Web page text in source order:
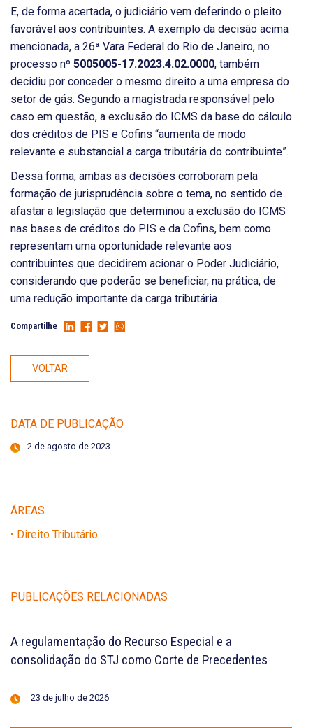
E, de forma acertada, o judiciário vem deferindo o pleito
favorável aos contribuintes. A exemplo da decisão acima
mencionada, a 26ª Vara Federal do Rio de Janeiro, no
processo nº 5005005-17.2023.4.02.0000, também
decidiu por conceder o mesmo direito a uma empresa do
setor de gás. Segundo a magistrada responsável pelo
caso em questão, a exclusão do ICMS da base do cálculo
dos créditos de PIS e Cofins “aumenta de modo
relevante e substancial a carga tributária do contribuinte”.
Dessa forma, ambas as decisões corroboram pela
formação de jurisprudência sobre o tema, no sentido de
afastar a legislação que determinou a exclusão do ICMS
nas bases de créditos do PIS e da Cofins, bem como
representam uma oportunidade relevante aos
contribuintes que decidirem acionar o Poder Judiciário,
considerando que poderão se beneficiar, na prática, de
uma redução importante da carga tributária.
Compartilhe
VOLTAR
DATA DE PUBLICAÇÃO
2 de agosto de 2023
ÁREAS
• Direito Tributário
PUBLICAÇÕES RELACIONADAS
A regulamentação do Recurso Especial e a
consolidação do STJ como Corte de Precedentes
23 de julho de 2026